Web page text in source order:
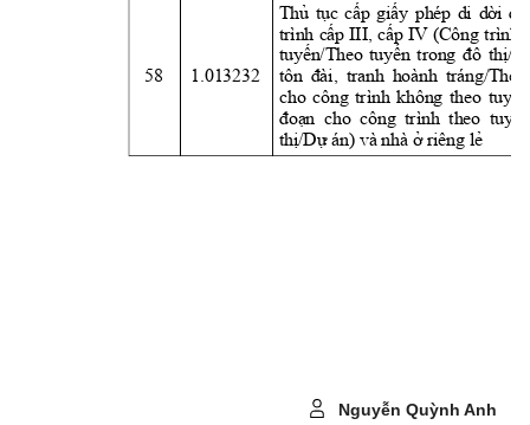
58 1.013232
Thủ tục cấp giấy phép di dời
trình cấp III, cấp IV (Công trình
tuyến/Theo tuyến trong đô thị/
tôn đài, tranh hoành tráng/Theo
cho công trình không theo
đoạn
  cho  công  trình  theo
tuyến
thị/Dự án) và nhà ở riêng lẻ
Nguyễn Quỳnh Anh